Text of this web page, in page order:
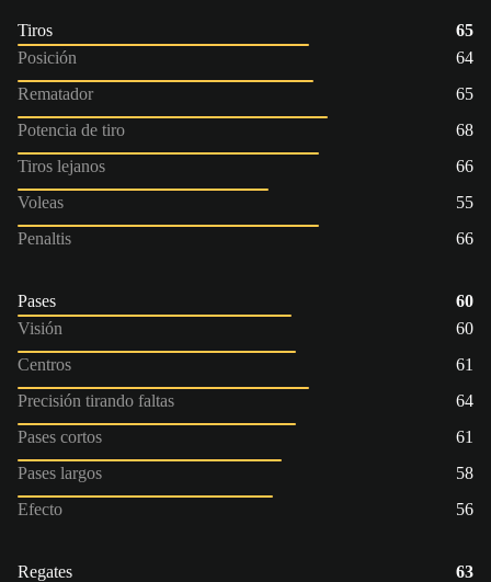
Tiros
65
Posición
64
Rematador
65
Potencia de tiro
68
Tiros lejanos
66
Voleas
55
Penaltis
66
Pases
60
Visión
60
Centros
61
Precisión tirando faltas
64
Pases cortos
61
Pases largos
58
Efecto
56
Regates
63